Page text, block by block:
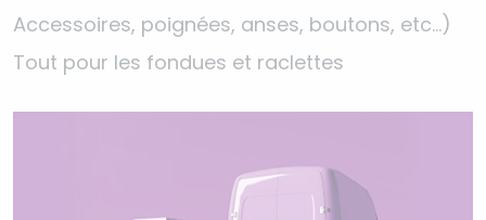
Accessoires, poignées, anses, boutons, etc…)
Tout pour les fondues et raclettes